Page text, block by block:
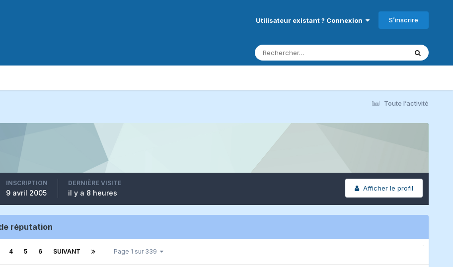
Utilisateur existant ? Connexion S’inscrire
Toute l’activité
Afficher le profil
INSCRIPTION
9 avril 2005
DERNIÈRE VISITE
il y a 8 heures
réputation
4 5 6 SUIVANT Page 1 sur 339